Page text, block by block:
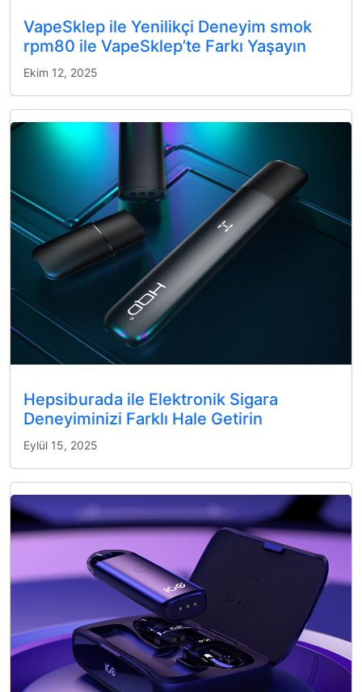
VapeSklep ile Yenilikçi Deneyim smok
rpm80 ile VapeSklep’te Farkı Yaşayın
Ekim 12, 2025
Hepsiburada ile Elektronik Sigara
Deneyiminizi Farklı Hale Getirin
Eylül 15, 2025